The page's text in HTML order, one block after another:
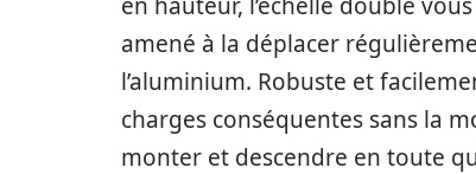
amené à la déplacer
l’aluminium. Robuste et
charges conséquentes sans la
monter et descendre en toute